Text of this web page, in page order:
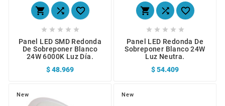
  
    
Panel LED SMD Redonda
De Sobreponer Blanco
24W 6000K Luz Día.
$ 48.969
  
    
Panel LED Redonda De
Sobreponer Blanco 24W
Luz Neutra.
$ 54.409
New New